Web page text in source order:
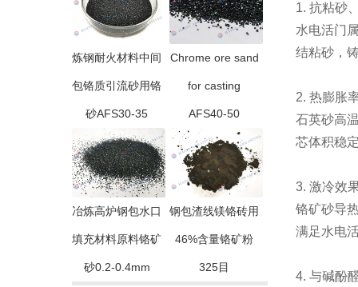
炼钢耐火材料中间
包铬质引流砂用铬
砂AFS30-35
Chrome ore sand
for casting
AFS40-50
冶炼高炉钢包水口
填充材料原料铬矿
砂0.2-0.4mm
钢包渣线镁铬砖用
46%含量铬矿粉
325目
1. 抗粘砂
水电活门
结粘砂，
2. 热膨胀
石英砂高
芯体积稳
3. 激冷效
铬矿砂导
满足水电
4. 与碱酚